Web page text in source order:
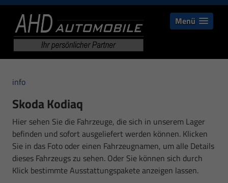
Menü
info
Skoda Kodiaq
Hier sehen Sie die Fahrzeuge, die sich in unserem Lager
befinden und sofort ausgeliefert werden können. Klicken
Sie in das Foto oder einen Fahrzeugnamen, um alle Details
dieses Fahrzeugs zu sehen. Oder Sie können sich durch
Klick bestimmte Ausstattungspakete anzeigen lassen.